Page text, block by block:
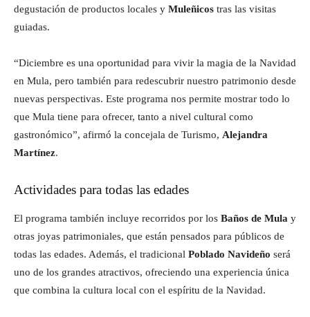
degustación de productos locales y Muleñicos tras las visitas
guiadas.
“Diciembre es una oportunidad para vivir la magia de la Navidad
en Mula, pero también para redescubrir nuestro patrimonio desde
nuevas perspectivas. Este programa nos permite mostrar todo lo
que Mula tiene para ofrecer, tanto a nivel cultural como
gastronómico”, afirmó la concejala de Turismo, Alejandra
Martínez.
Actividades para todas las edades
El programa también incluye recorridos por los Baños de Mula y
otras joyas patrimoniales, que están pensados para públicos de
todas las edades. Además, el tradicional Poblado Navideño será
uno de los grandes atractivos, ofreciendo una experiencia única
que combina la cultura local con el espíritu de la Navidad.